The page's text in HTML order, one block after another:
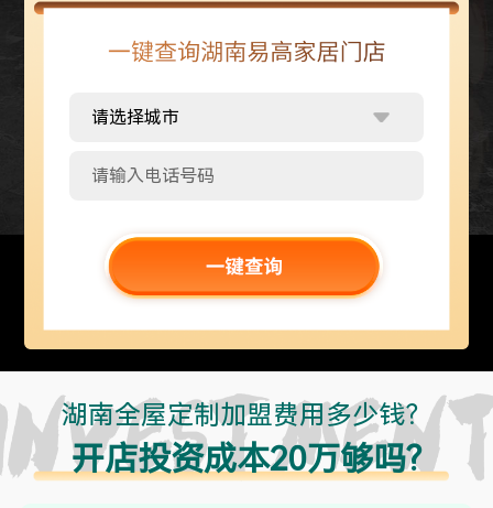
湖南全屋定制加盟费用多少钱？
开店投资成本20万够吗?